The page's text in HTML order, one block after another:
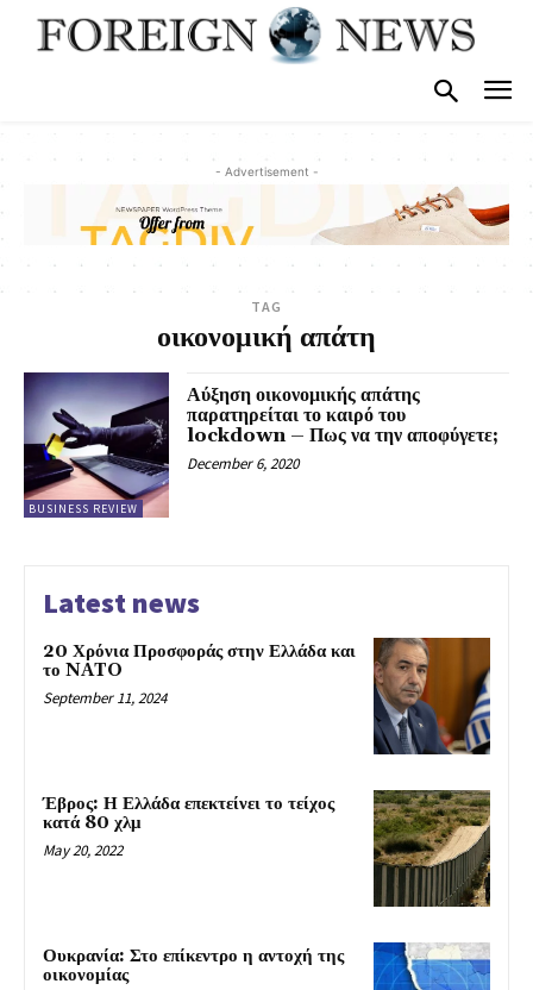
- Advertisement -
TAG
οικονομική απάτη
BUSINESS REVIEW
Αύξηση οικονομικής απάτης
παρατηρείται το καιρό του
lockdown – Πως να την αποφύγετε;
December 6, 2020
Latest news
20 Χρόνια Προσφοράς στην Ελλάδα και
το NATO
September 11, 2024
Έβρος: Η Ελλάδα επεκτείνει το τείχος
κατά 80 χλμ
May 20, 2022
Ουκρανία: Στο επίκεντρο η αντοχή της
οικονομίας